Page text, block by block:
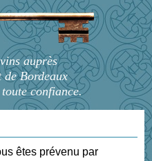
auprès
Bordeaux
confiance.
êtes prévenu par